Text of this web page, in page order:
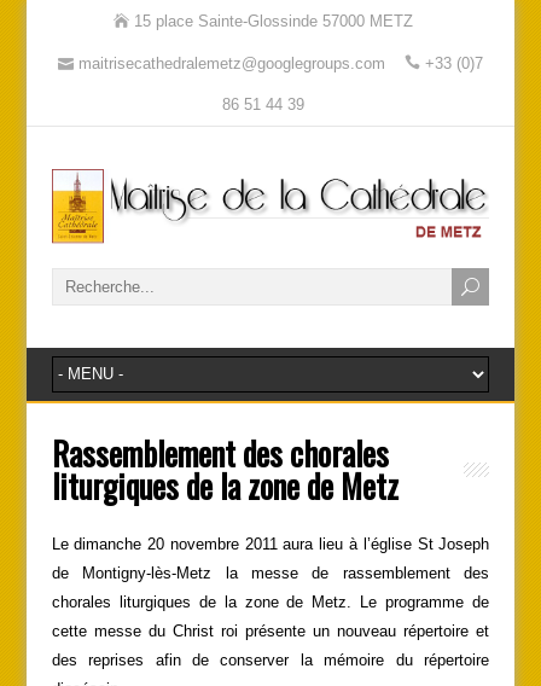
15 place Sainte-Glossinde 57000 METZ
maitrisecathedralemetz@googlegroups.com +33 (0)7
86 51 44 39
Rassemblement des chorales
liturgiques de la zone de Metz
Le dimanche 20 novembre 2011 aura lieu à l’église St Joseph
de Montigny-lès-Metz la messe de rassemblement des
chorales liturgiques de la zone de Metz. Le programme de
cette messe du Christ roi présente un nouveau répertoire et
des reprises afin de conserver la mémoire du répertoire